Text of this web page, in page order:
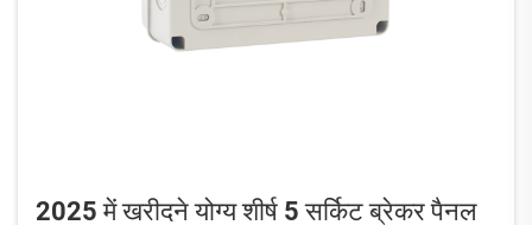
2025 में खरीदने योग्य शीर्ष 5 सर्किट ब्रेकर पैनल